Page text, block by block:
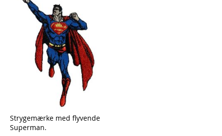
Strygemærke med flyvende
Superman.